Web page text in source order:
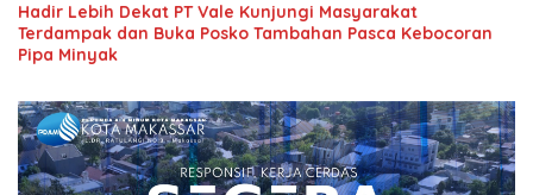
Hadir Lebih Dekat PT Vale Kunjungi Masyarakat
Terdampak dan Buka Posko Tambahan Pasca Kebocoran
Pipa Minyak